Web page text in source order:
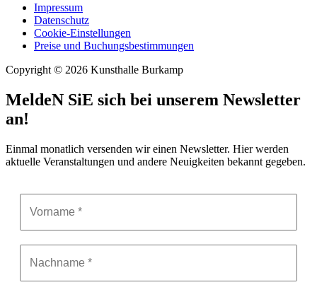
Impressum
Datenschutz
Cookie-Einstellungen
Preise und Buchungsbestimmungen
Copyright © 2026 Kunsthalle Burkamp
MeldeN SiE sich bei unserem Newsletter
an!
Einmal monatlich versenden wir einen Newsletter. Hier werden
aktuelle Veranstaltungen und andere Neuigkeiten bekannt gegeben.